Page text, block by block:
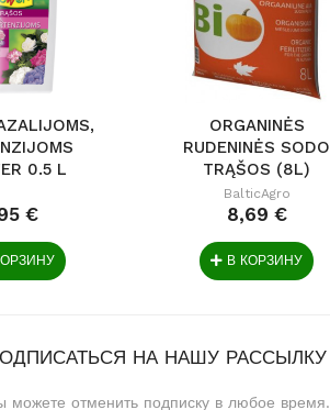
0.5 L
€
ORGANINĖS
RUDENINĖS SODO
TRĄŠOS (8L)
BalticAgro
8,69 €
В КОРЗИНУ
НА НАШУ РАССЫЛКУ
можете отменить подписку в любое время.